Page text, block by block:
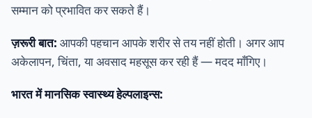
सम्मान को प्रभावित कर सकते हैं।
ज़रूरी बात: आपकी पहचान आपके शरीर से तय नहीं होती। अगर आप
अकेलापन, चिंता, या अवसाद महसूस कर रही हैं — मदद माँगिए।
भारत में मानसिक स्वास्थ्य हेल्पलाइन्स: